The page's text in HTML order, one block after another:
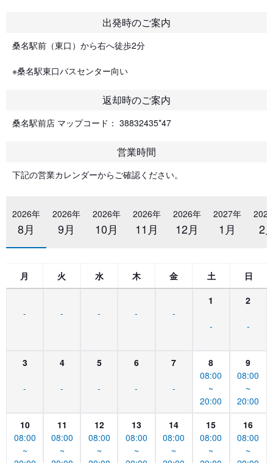
出発時のご案内
桑名駅前（東口）から右へ徒歩2分
※桑名駅東口バスセンター向い
返却時のご案内
桑名駅前店 マップコード： 38832435*47
営業時間
下記の営業カレンダーからご確認ください。
2026年
8月
2026年
9月
2026年
10月
2026年
11月
2026年
12月
2027年
1月 2
月 火 水 木 金 土 日
- - - - -
1
-
2
-
3
-
4
-
5
-
6
-
7
-
8
08:00
~
20:00
9
08:00
~
20:00
10
08:00
~
11
08:00
~
12
08:00
~
13
08:00
~
14
08:00
~
15
08:00
~
16
08:00
~